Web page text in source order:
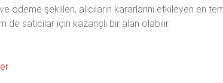
ödeme şekilleri, alıcıların kararlarını etkileyen en
de satıcılar için kazançlı bir alan olabilir.